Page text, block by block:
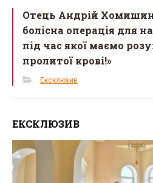
Отець Андрій
болісна операція для
під час якої маємо
пролитої крові!»
Ексклюзив
ЕКСКЛЮЗИВ